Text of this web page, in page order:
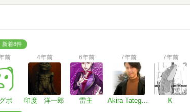
新着8件
前
ボ
4年前
印度 洋一郎
6年前
雷主
7年前
Akira Tategami
7年前
K